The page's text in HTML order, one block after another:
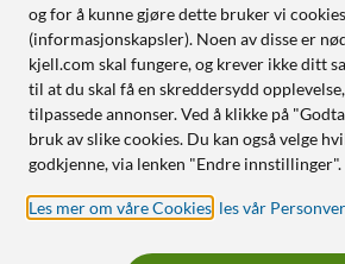
Handle fra:
Sverige
Norge
og for å kunne gjøre dette bruker vi cookies
(informasjonskapsler). Noen av disse er
kjell.com skal fungere, og krever ikke ditt
til at du skal få en skreddersydd
tilpassede annonser. Ved å klikke på
bruk av slike cookies. Du kan også velge
godkjenne, via lenken "Endre innstillinger".
Les mer om våre Cookies les vår